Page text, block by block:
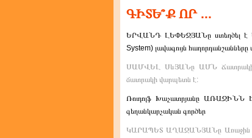
ԳԻՏԵ՞Ք ՈՐ ...
ԵՐՎԱՆԴ ԼԵՓԵՋՅԱՆը ստեղծել է
System) լավագույն հաղորդանշանները
ՍԱՄՎԵԼ ՍևՅԱՆը ԱՄՆ Ճատրակի
ճատրակի վարպետն է:
Ռուդոլֆ Խաչատրյանը ԱՌԱՋԻՆՆ Է
գեղանկարչական գործեր
ԿԱՐԱՊԵՏ ԱՂԱՋԱՆՅԱՆը Առաջին